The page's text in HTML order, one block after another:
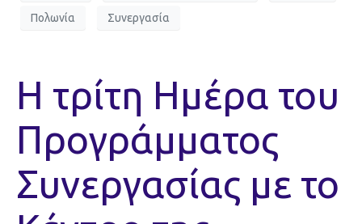
Πολωνία Συνεργασία
Η τρίτη Ημέρα του
Προγράμματος
Συνεργασίας με το